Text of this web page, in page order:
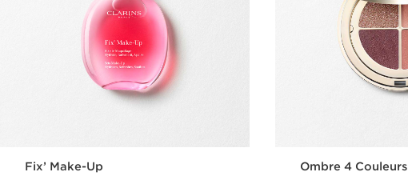
Fix’ Make-Up Ombre 4 Couleurs